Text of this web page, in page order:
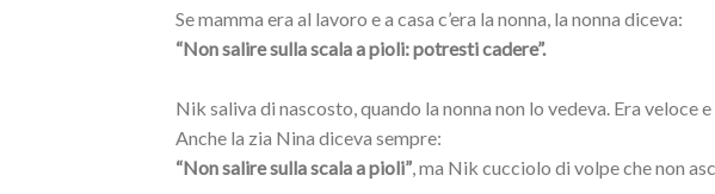
Se mamma era al lavoro e a casa c’era la nonna, la nonna diceva:
“Non salire sulla scala a pioli: potresti cadere”.
Nik saliva di nascosto, quando la nonna non lo vedeva. Era veloce
Anche la zia Nina diceva sempre:
“Non salire sulla scala a pioli” , ma Nik cucciolo di volpe che non